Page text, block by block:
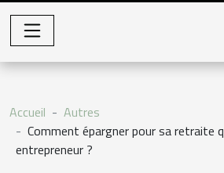
Accueil
Autres
Comment épargner pour sa retraite
entrepreneur ?